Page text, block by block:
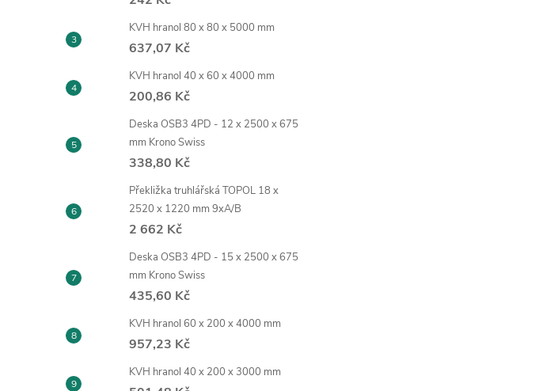
KVH hranol 80 x 80 x 5000 mm
637,07 Kč
KVH hranol 40 x 60 x 4000 mm
200,86 Kč
Deska OSB3 4PD - 12 x 2500 x 675
mm Krono Swiss
338,80 Kč
Překližka truhlářská TOPOL 18 x
2520 x 1220 mm 9xA/B
2 662 Kč
Deska OSB3 4PD - 15 x 2500 x 675
mm Krono Swiss
435,60 Kč
KVH hranol 60 x 200 x 4000 mm
957,23 Kč
KVH hranol 40 x 200 x 3000 mm